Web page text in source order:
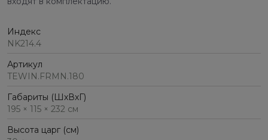
Индекс
NK214.4
Артикул
TEWIN.FRMN.180
Габариты (ШхВхГ)
195 × 115 × 232 см
Высота царг (см)